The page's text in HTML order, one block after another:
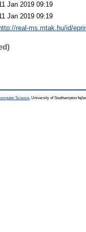
Jan 2019 09:19
Jan 2019 09:19
http://real-ms.mtak.hu/id/
Science , University of Southampton